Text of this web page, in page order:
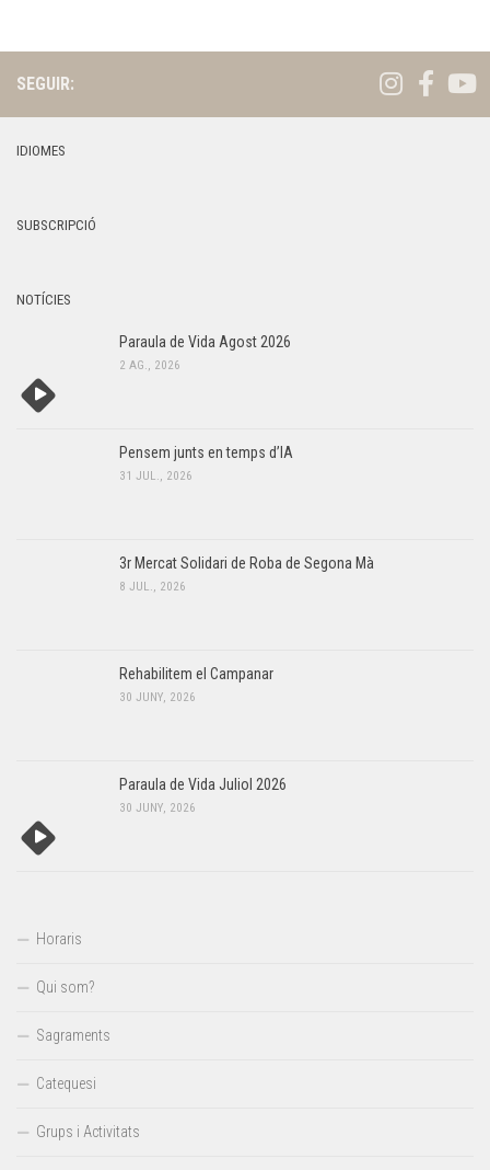
SEGUIR:
IDIOMES
SUBSCRIPCIÓ
NOTÍCIES
Paraula de Vida Agost 2026
2 AG., 2026
Pensem junts en temps d’IA
31 JUL., 2026
3r Mercat Solidari de Roba de Segona Mà
8 JUL., 2026
Rehabilitem el Campanar
30 JUNY, 2026
Paraula de Vida Juliol 2026
30 JUNY, 2026
Horaris
Qui som?
Sagraments
Catequesi
Grups i Activitats